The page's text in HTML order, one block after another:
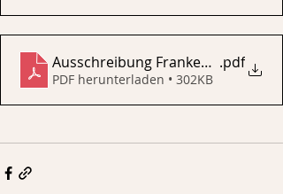
Ausschreibung Franken Cup 2025
.pdf
PDF herunterladen • 302KB